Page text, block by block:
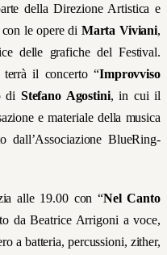
della Direzione Artistica e
con le opere di Marta Viviani,
delle grafiche del Festival.
terrà il concerto “Improvviso
di Stefano Agostini, in cui il
e materiale della musica
dall’Associazione BlueRing-
alle 19.00 con “Nel Canto
da Beatrice Arrigoni a voce,
a batteria, percussioni, zither,